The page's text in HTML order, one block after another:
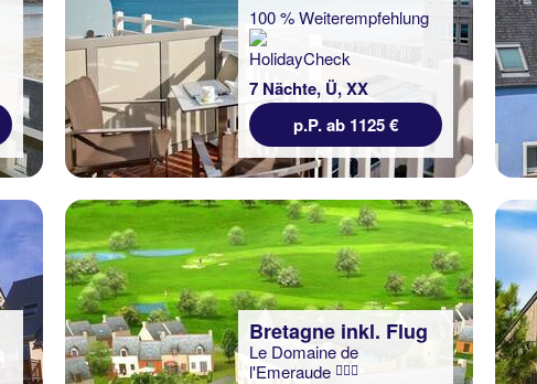
100 % Weiterempfehlung
7 Nächte, Ü, XX
p.P. ab 1125 €
Bretagne inkl. Flug
Le Domaine de
l'Emeraude